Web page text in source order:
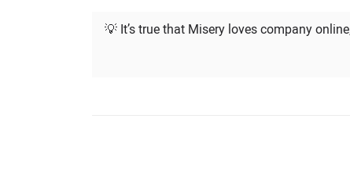
💡 It’s true that Misery loves company